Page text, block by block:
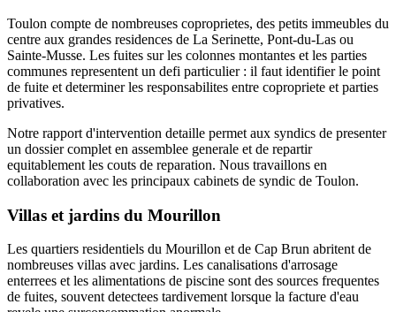
Toulon compte de nombreuses coproprietes, des petits immeubles du
centre aux grandes residences de La Serinette, Pont-du-Las ou
Sainte-Musse. Les fuites sur les colonnes montantes et les parties
communes representent un defi particulier : il faut identifier le point
de fuite et determiner les responsabilites entre copropriete et parties
privatives.
Notre rapport d'intervention detaille permet aux syndics de presenter
un dossier complet en assemblee generale et de repartir
equitablement les couts de reparation. Nous travaillons en
collaboration avec les principaux cabinets de syndic de Toulon.
Villas et jardins du Mourillon
Les quartiers residentiels du Mourillon et de Cap Brun abritent de
nombreuses villas avec jardins. Les canalisations d'arrosage
enterrees et les alimentations de piscine sont des sources frequentes
de fuites, souvent detectees tardivement lorsque la facture d'eau